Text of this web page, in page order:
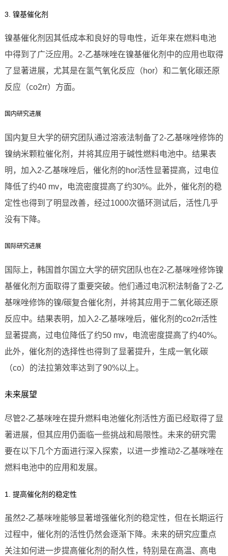
3. 镍基催化剂
镍基催化剂因其低成本和良好的导电性，近年来在燃料电池
中得到了广泛应用。2-乙基咪唑在镍基催化剂中的应用也取得
了显著进展，尤其是在氢气氧化反应（hor）和二氧化碳还原
反应（co2rr）方面。
国内研究进展
国内复旦大学的研究团队通过溶液法制备了2-乙基咪唑修饰的
镍纳米颗粒催化剂，并将其应用于碱性燃料电池中。结果表
明，加入2-乙基咪唑后，催化剂的hor活性显著提高，过电位
降低了约40 mv，电流密度提高了约30%。此外，催化剂的稳
定性也得到了明显改善，经过1000次循环测试后，活性几乎
没有下降。
国际研究进展
国际上，韩国首尔国立大学的研究团队也在2-乙基咪唑修饰镍
基催化剂方面取得了重要突破。他们通过电沉积法制备了2-乙
基咪唑修饰的镍/碳复合催化剂，并将其应用于二氧化碳还原
反应中。结果表明，加入2-乙基咪唑后，催化剂的co2rr活性
显著提高，过电位降低了约50 mv，电流密度提高了约40%。
此外，催化剂的选择性也得到了显著提升，生成一氧化碳
（co）的法拉第效率达到了90%以上。
未来展望
尽管2-乙基咪唑在提升燃料电池催化剂活性方面已经取得了显
著进展，但其应用仍面临一些挑战和局限性。未来的研究需
要在以下几个方面进行深入探索，以进一步推动2-乙基咪唑在
燃料电池中的应用和发展。
1. 提高催化剂的稳定性
虽然2-乙基咪唑能够显著增强催化剂的稳定性，但在长期运行
过程中，催化剂的活性仍然会逐渐下降。未来的研究应重点
关注如何进一步提高催化剂的耐久性，特别是在高温、高电